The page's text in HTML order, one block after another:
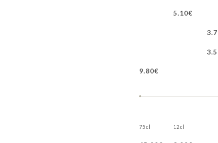
5.10€
9.80€
12cl
75cl